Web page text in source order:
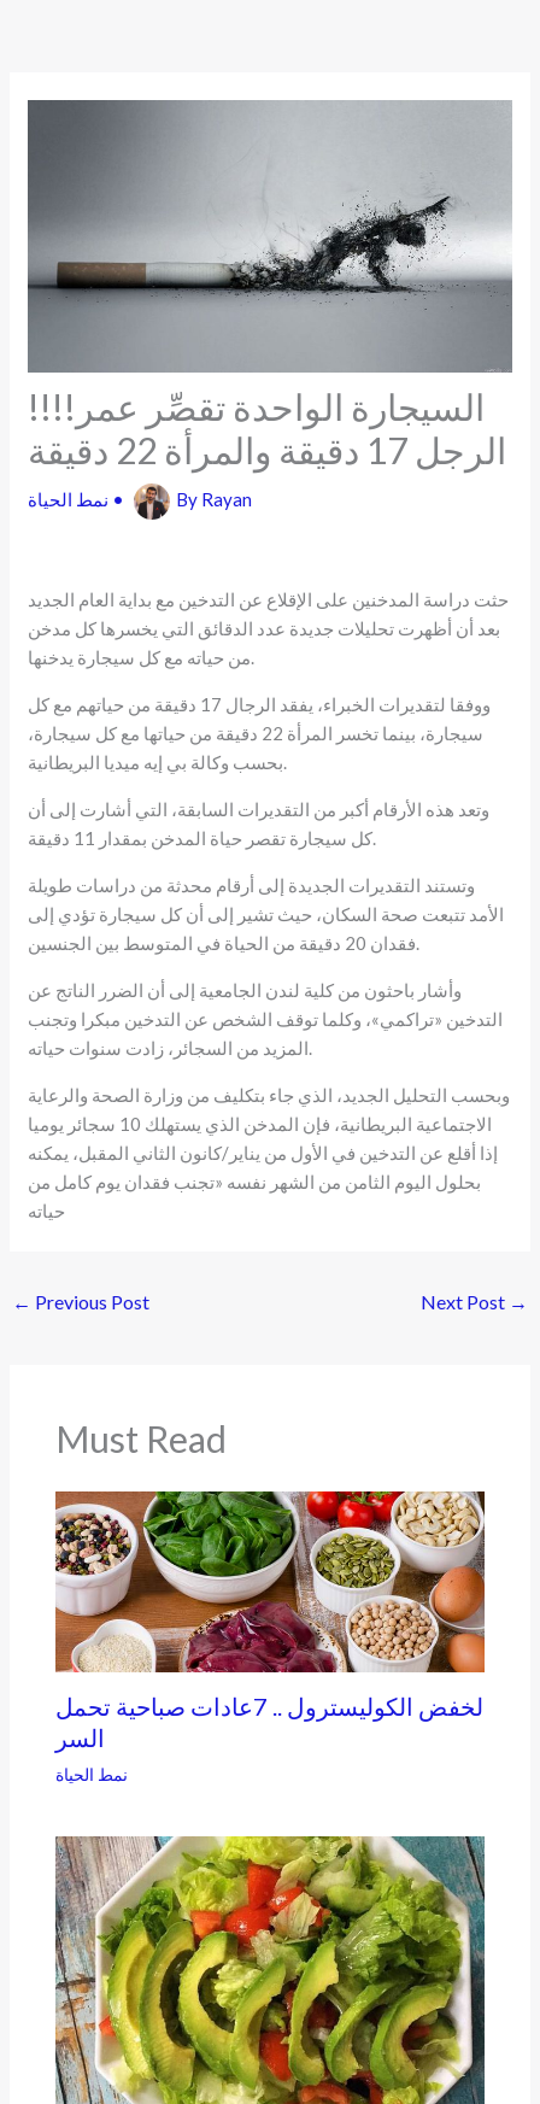
!!!!السيجارة الواحدة تقصِّر عمر
الرجل 17 دقيقة والمرأة 22 دقيقة
نمط الحياة • By Rayan
حثت دراسة المدخنين على الإقلاع عن التدخين مع بداية العام الجديد
بعد أن أظهرت تحليلات جديدة عدد الدقائق التي يخسرها كل مدخن
ووفقا لتقديرات الخبراء، يفقد الرجال 17 دقيقة من حياتهم مع كل
سيجارة، بينما تخسر المرأة 22 دقيقة من حياتها مع كل سيجارة،
وتعد هذه الأرقام أكبر من التقديرات السابقة، التي أشارت إلى أن
وتستند التقديرات الجديدة إلى أرقام محدثة من دراسات طويلة
الأمد تتبعت صحة السكان، حيث تشير إلى أن كل سيجارة تؤدي إلى
وأشار باحثون من كلية لندن الجامعية إلى أن الضرر الناتج عن
التدخين «تراكمي»، وكلما توقف الشخص عن التدخين مبكرا وتجنب
وبحسب التحليل الجديد، الذي جاء بتكليف من وزارة الصحة والرعاية
الاجتماعية البريطانية، فإن المدخن الذي يستهلك 10 سجائر يوميا
إذا أقلع عن التدخين في الأول من يناير/كانون الثاني المقبل، يمكنه
بحلول اليوم الثامن من الشهر نفسه «تجنب فقدان يوم كامل من
حياته
← Previous Post Next Post →
Must Read
لخفض الكوليسترول .. 7عادات صباحية تحمل
السر
نمط الحياة